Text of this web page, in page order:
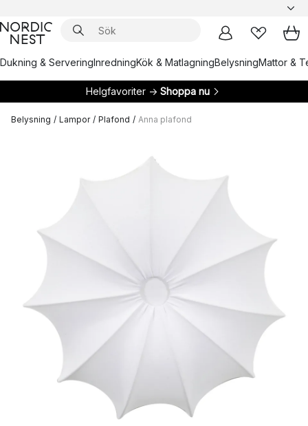
Dukning & ServeringInredningKök & MatlagningBelysningMattor &
Helgfavoriter → Shoppa nu
Belysning / Lampor / Plafond / Anna plafond